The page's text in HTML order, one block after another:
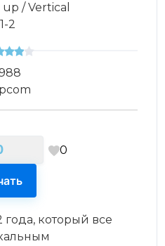
/ Vertical
1-2
0
который все